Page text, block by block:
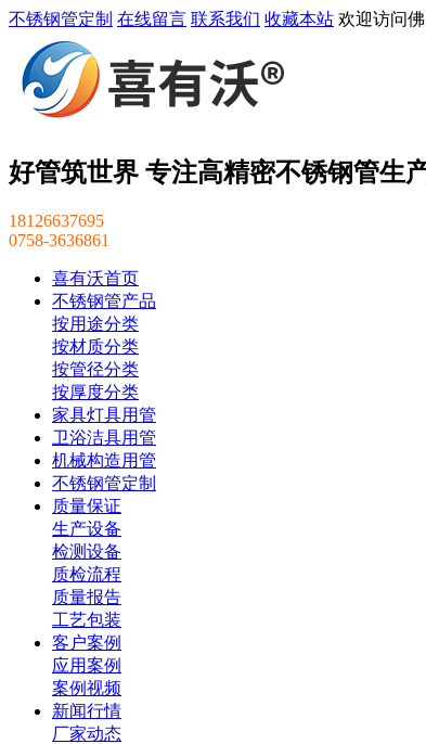
不锈钢管定制 在线留言 联系我们 收藏本站 欢迎访问
好管筑世界 专注高精密不锈钢管生
18126637695
0758-3636861
喜有沃首页
不锈钢管产品
按用途分类
按材质分类
按管径分类
按厚度分类
家具灯具用管
卫浴洁具用管
机械构造用管
不锈钢管定制
质量保证
生产设备
检测设备
质检流程
质量报告
工艺包装
客户案例
应用案例
案例视频
新闻行情
厂家动态